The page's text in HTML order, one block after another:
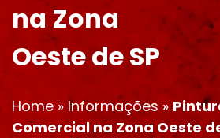
na Zona
Oeste de SP
Home » Informações »
Comercial na Zona Oeste